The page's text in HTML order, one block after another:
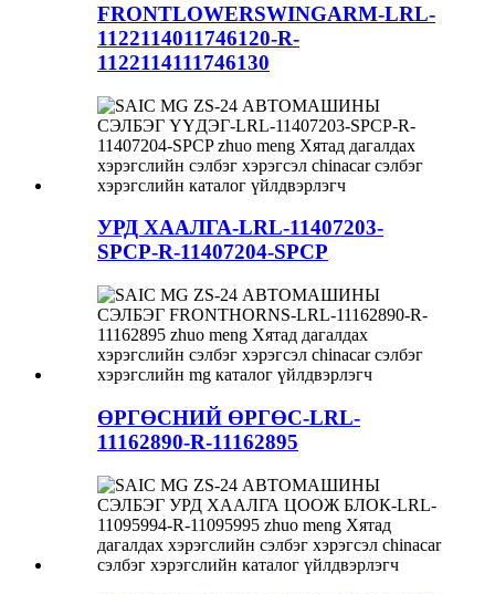
FRONTLOWERSWINGARM-LRL-
1122114011746120-R-
1122114111746130
УРД ХААЛГА-LRL-11407203-
SPCP-R-11407204-SPCP
ӨРГӨСНИЙ ӨРГӨС-LRL-
11162890-R-11162895